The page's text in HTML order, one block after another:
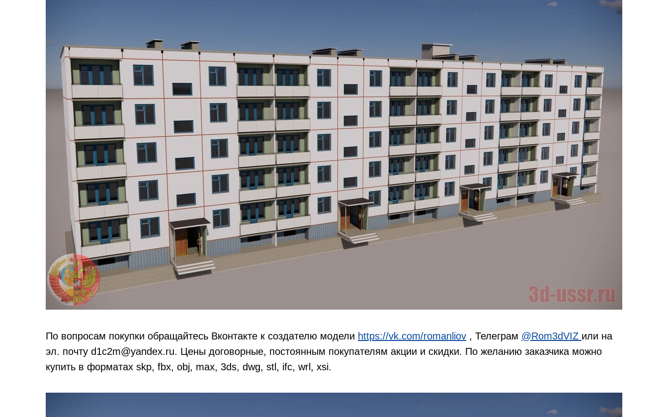
По вопросам покупки обращайтесь Вконтакте к создателю модели https://vk.com/romanliov , Телеграм @Rom3dVIZ или на
эл. почту d1c2m@yandex.ru. Цены договорные, постоянным покупателям акции и скидки. По желанию заказчика можно
купить в форматах skp, fbx, obj, max, 3ds, dwg, stl, ifc, wrl, xsi.